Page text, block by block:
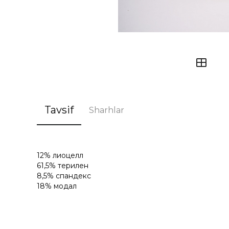
Tavsif Sharhlar
12% лиоцелл
61,5% терилен
8,5% спандекс
18% модал